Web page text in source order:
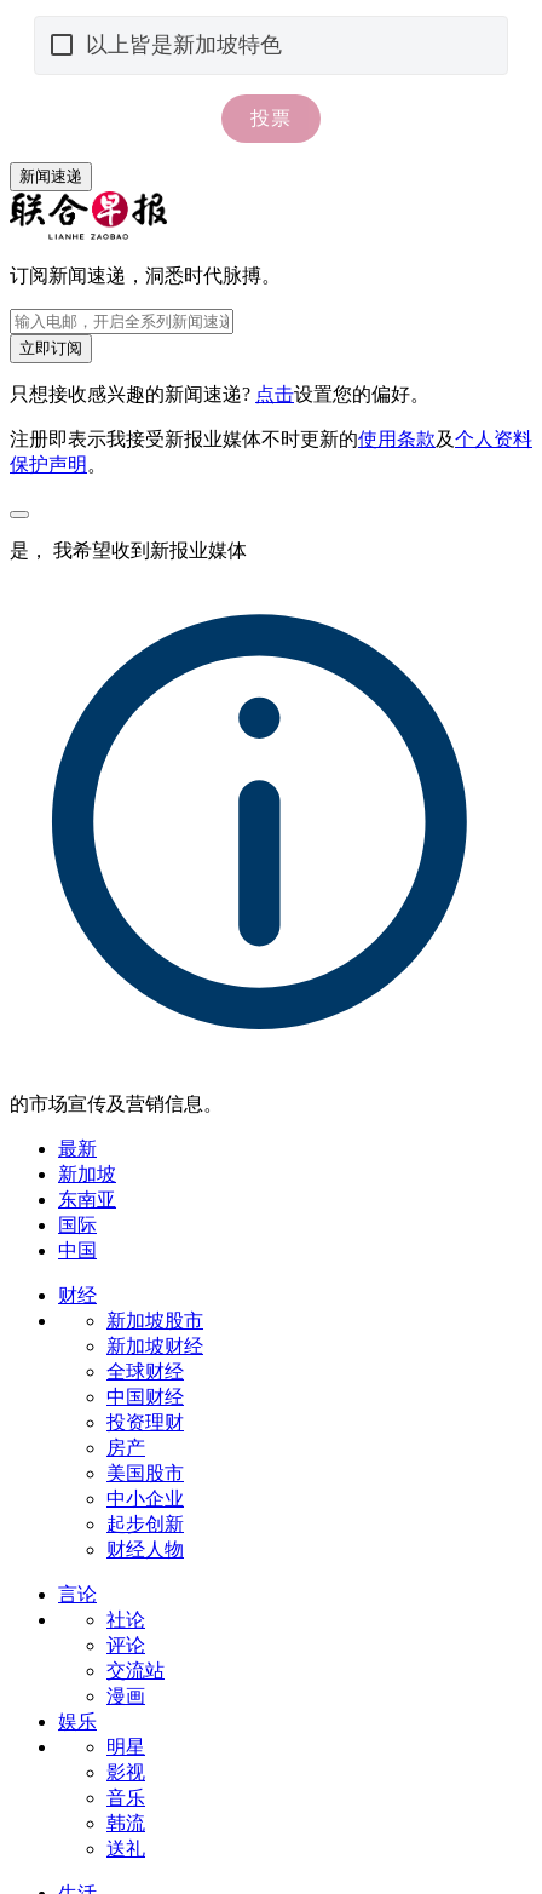
新闻速递
订阅新闻速递，洞悉时代脉搏。
立即订阅
只想接收感兴趣的新闻速递? 点击设置您的偏好。
注册即表示我接受新报业媒体不时更新的使用条款及个人资料
保护声明 。
是， 我希望收到新报业媒体
的市场宣传及营销信息。
最新
新加坡
东南亚
国际
中国
财经
新加坡股市
新加坡财经
全球财经
中国财经
投资理财
房产
美国股市
中小企业
起步创新
财经人物
言论
社论
评论
交流站
漫画
娱乐
明星
影视
音乐
韩流
送礼